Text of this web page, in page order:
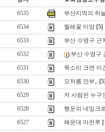
6535
부산지역의 하
6534
찔레꽃 미망 [5]
6533
부산 수영구 근
6532
부산 수영구
6531
목소리 크면 이
6530
모처름 안부,,
6529
저 사람은 누구
6528
행운의 네잎크
6527
해운대 마천루